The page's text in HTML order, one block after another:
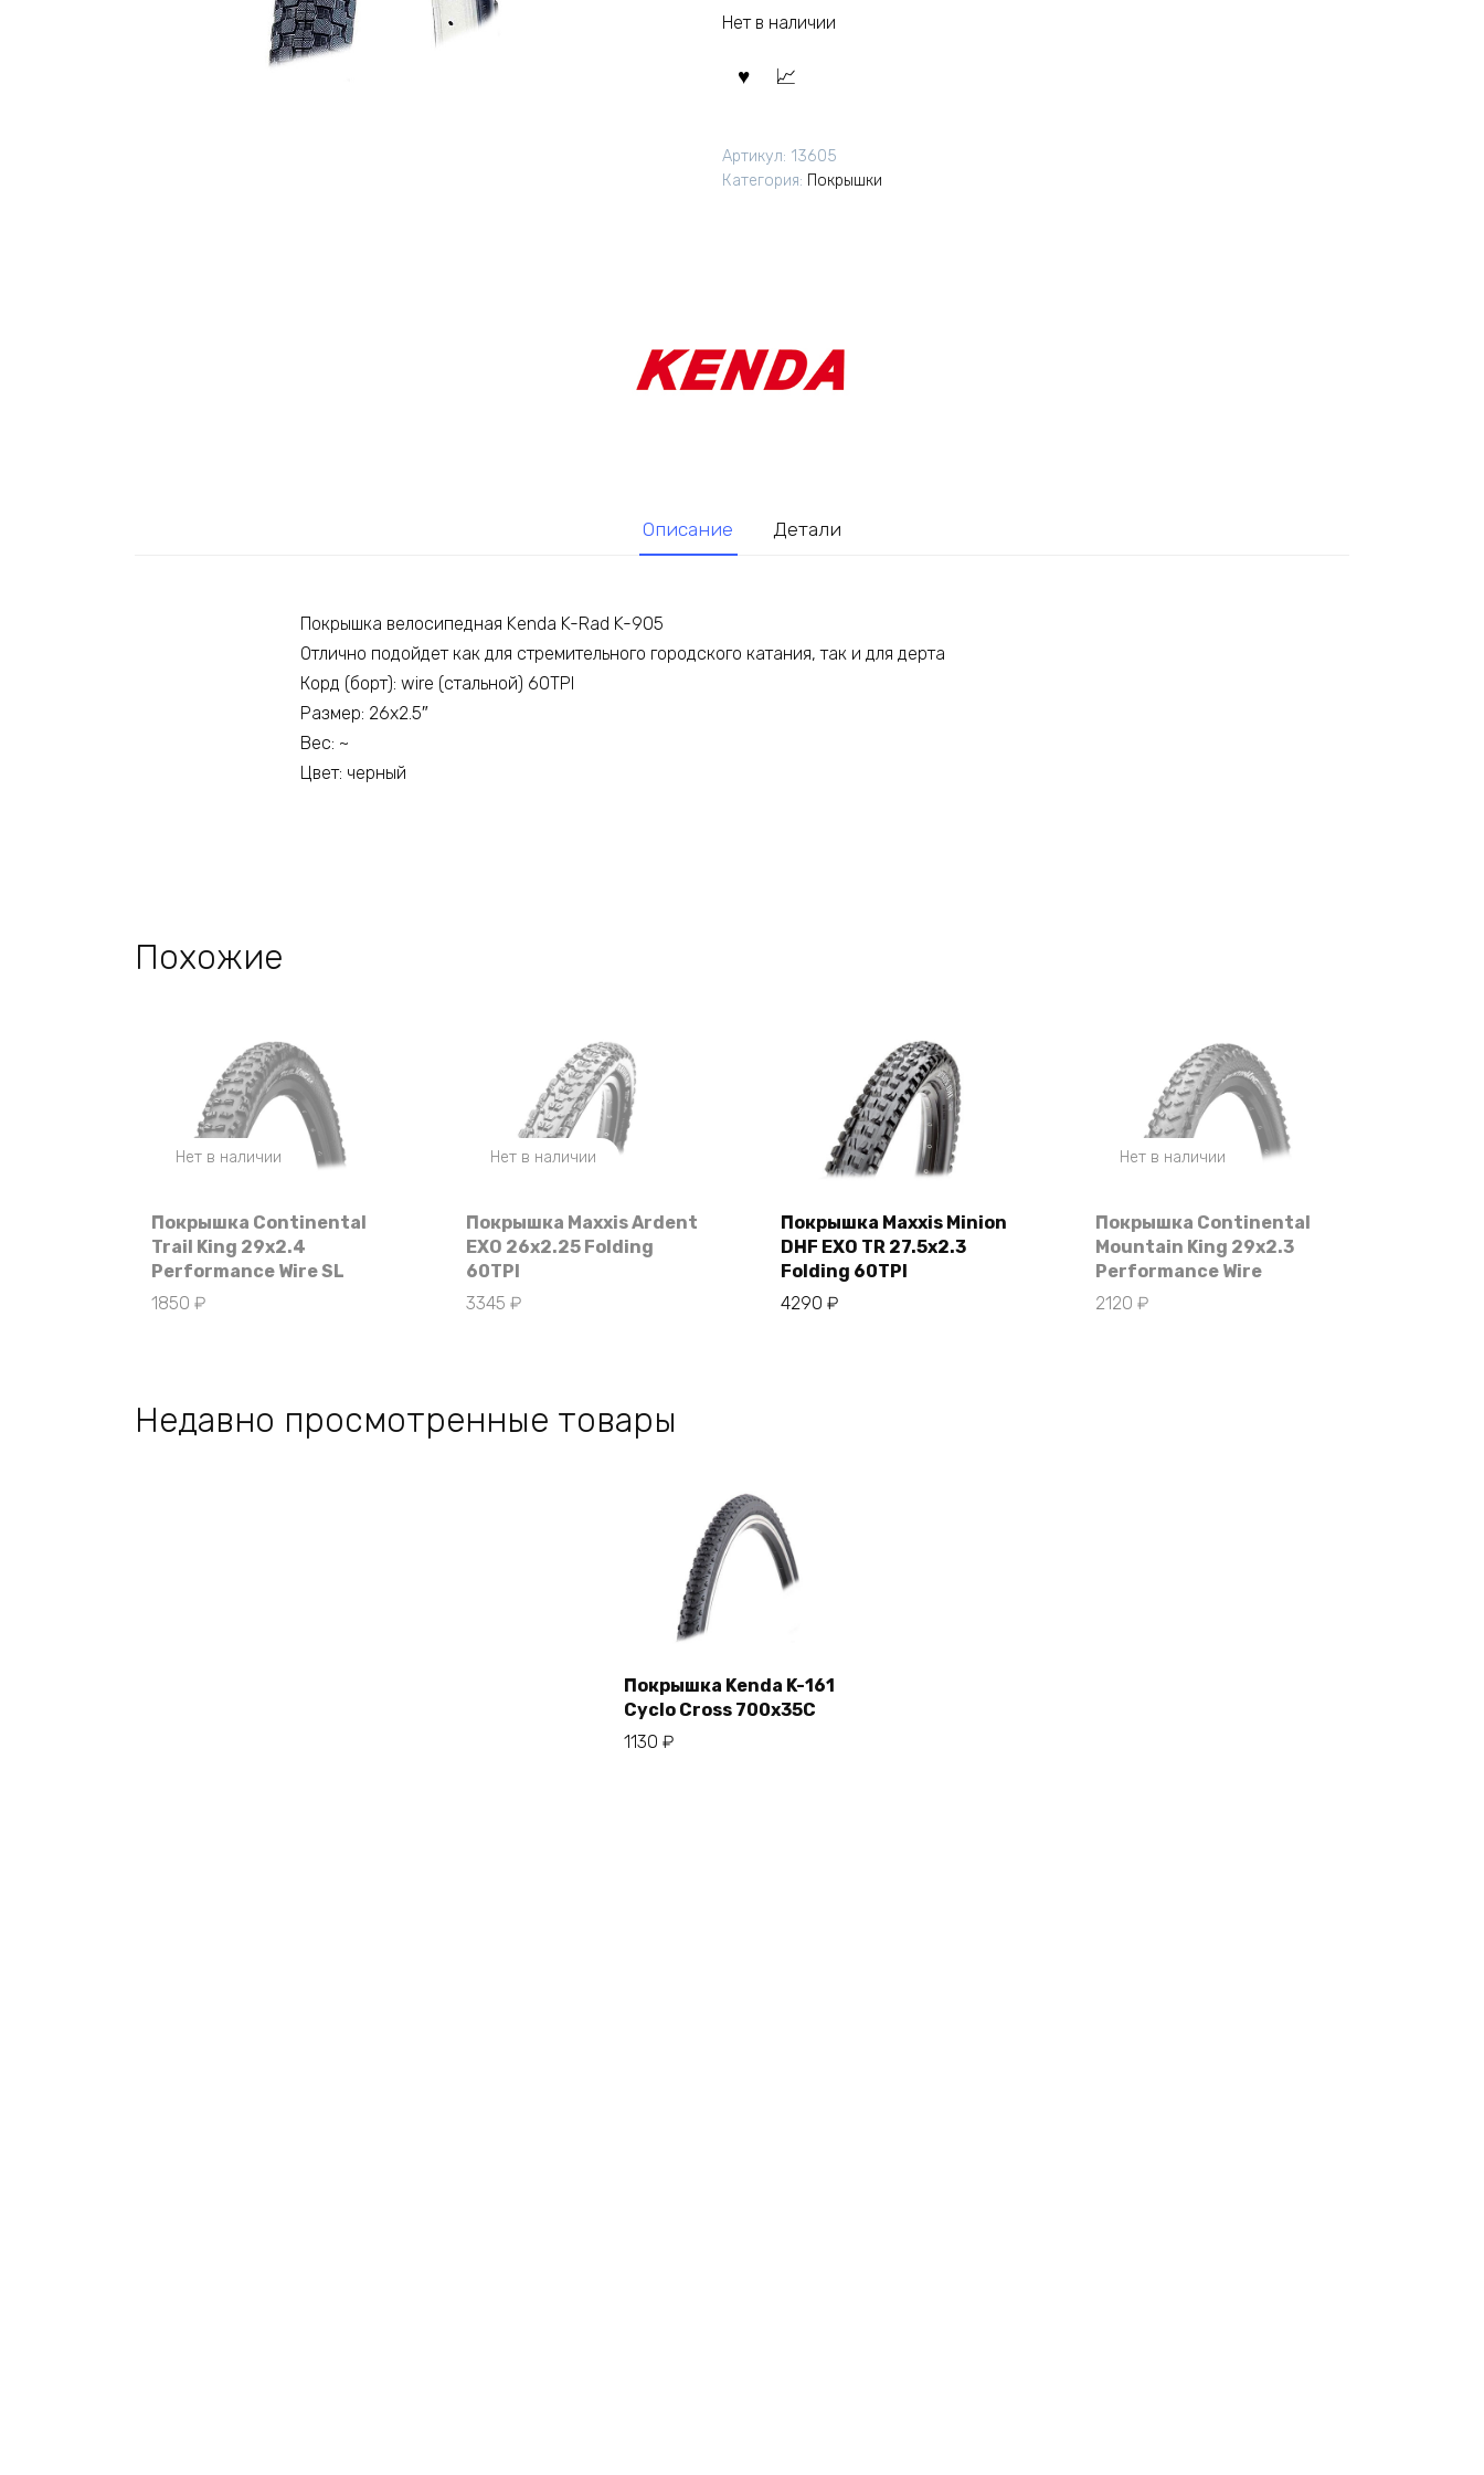
Нет в наличии
Артикул: 13605
Категория: Покрышки
Описание Детали
Покрышка велосипедная Kenda K-Rad K-905
Отлично подойдет как для стремительного городского катания, так и для дерта
Корд (борт): wire (стальной) 60TPI
Размер: 26х2.5″
Вес: ~
Цвет: черный
Похожие
Нет в наличии
Покрышка Continental
Trail King 29х2.4
Performance Wire SL
1850 ₽
Нет в наличии
Покрышка Maxxis Ardent
EXO 26х2.25 Folding
60TPI
3345 ₽
В корзину
Покрышка Maxxis Minion
DHF EXO TR 27.5х2.3
Folding 60TPI
4290 ₽
Нет в наличии
Покрышка Continental
Mountain King 29х2.3
Performance Wire
2120 ₽
Недавно просмотренные товары
Покрышка Kenda K-161
Cyclo Cross 700х35С
1130 ₽